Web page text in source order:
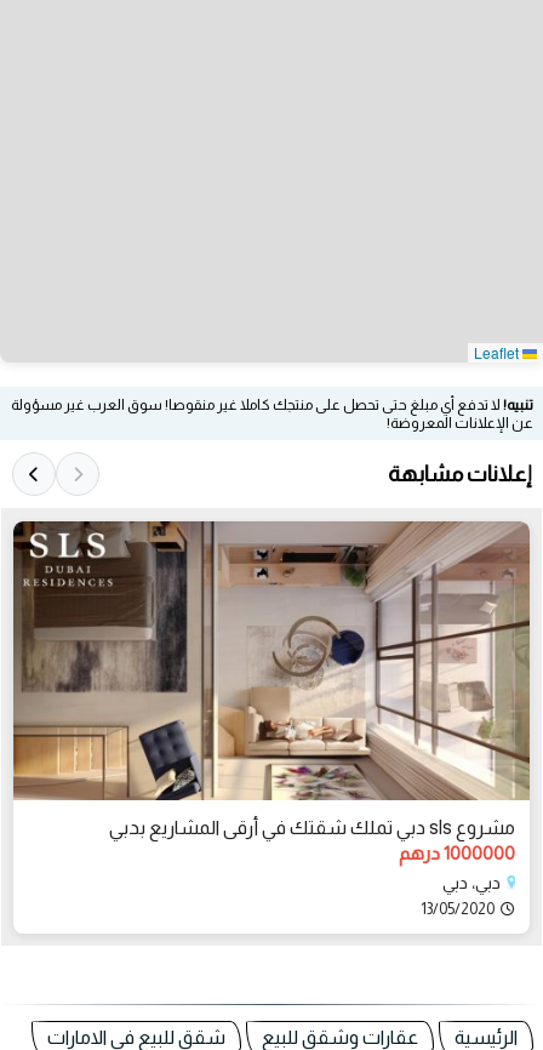
تنبيه! لا تدفع أي مبلغ حتى تحصل على منتجك كاملا غير منقوصا! سوق العرب غير مسؤولة
عن الإعلانات المعروضة!
إعلانات مشابهة
مشروع sls دبي تملك شقتك في أرقى المشاريع بدبي
1000000 درهم
دبي، دبي
13/05/2020
الرئيسية عقارات وشقق للبيع شقق للبيع في الامارات